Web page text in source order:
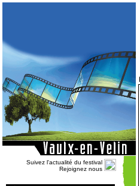
Suivez l'actualité du festival
Rejoignez nous